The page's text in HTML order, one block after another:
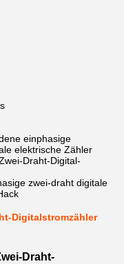
einphasige
elektrische Zähler
Draht-Digital-
zwei-draht digitale
Digitalstromzähler
Draht-